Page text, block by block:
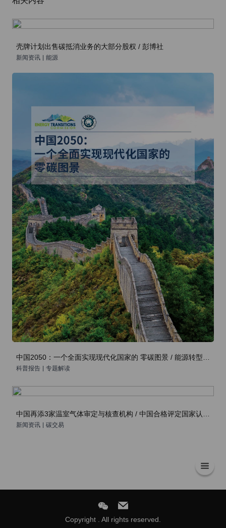
壳牌计划出售碳抵消业务的大部分股权 / 彭博社
新闻资讯 能源
科普报告 专题解读
新闻资讯 | 碳交易
Copyright . All rights reserved.